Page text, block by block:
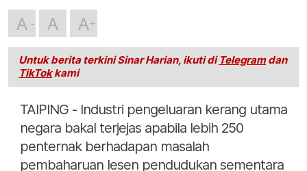
A A A
Untuk berita terkini Sinar Harian, ikuti di Telegramdan
TikTokkami
TAIPING - Industri pengeluaran kerang utama
negara bakal terjejas apabila lebih 250
penternak berhadapan masalah
pembaharuan lesen pendudukan sementara